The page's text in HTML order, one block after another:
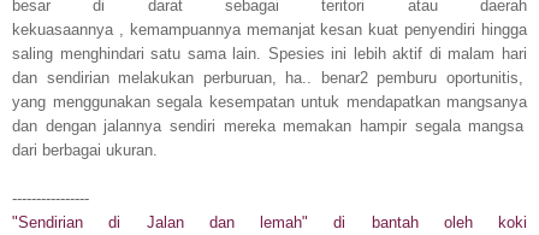
besar di darat sebagai teritori atau daerah
kekuasaannya
kemampuannya memanjat kesan kuat penyendiri hingga
saling menghindari satu sama lain. Spesies ini lebih aktif di malam hari
dan sendirian melakukan perburuan, ha..
benar2 pemburu oportunitis,
yang menggunakan segala kesempatan untuk mendapatkan mangsanya
dan dengan jalannya sendiri mereka memakan hampir segala mangsa
dari berbagai ukuran.
----------------
"Sendirian di Jalandan lemah" di bantah oleh koki